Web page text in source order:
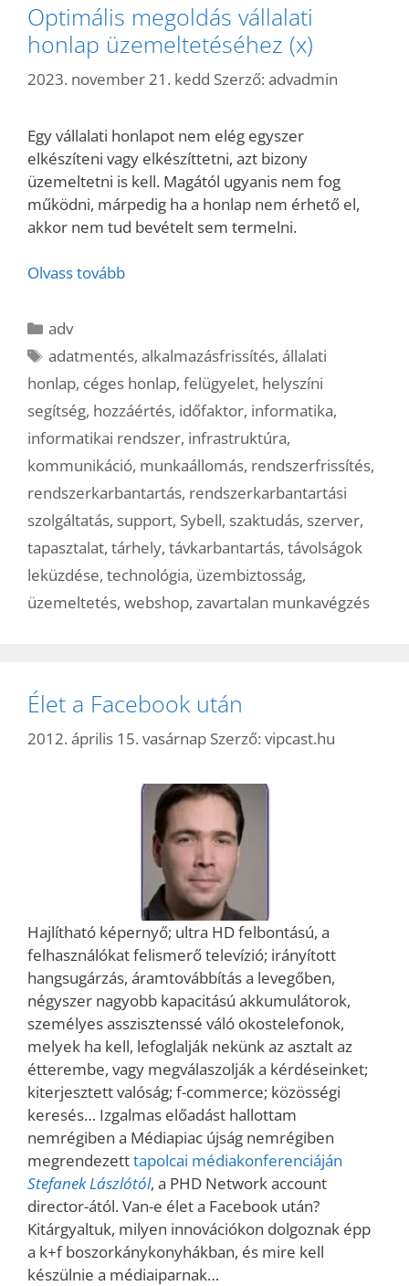
Optimális megoldás vállalati
honlap üzemeltetéséhez (x)
2023. november 21. kedd Szerző: advadmin
Egy vállalati honlapot nem elég egyszer
elkészíteni vagy elkészíttetni, azt bizony
üzemeltetni is kell. Magától ugyanis nem fog
működni, márpedig ha a honlap nem érhető el,
akkor nem tud bevételt sem termelni.
Olvass tovább
Kategória
adv
Címkék
adatmentés,alkalmazásfrissítés,állalati
honlap, céges honlap, felügyelet, helyszíni
segítség, hozzáértés, időfaktor, informatika,
informatikai rendszer, infrastruktúra,
kommunikáció, munkaállomás, rendszerfrissítés,
rendszerkarbantartás, rendszerkarbantartási
szolgáltatás, support, Sybell, szaktudás, szerver,
tapasztalat, tárhely, távkarbantartás, távolságok
leküzdése, technológia, üzembiztosság,
üzemeltetés, webshop, zavartalan munkavégzés
Élet a Facebook után
2012. április 15. vasárnap Szerző: vipcast.hu
Hajlítható képernyő; ultra HD felbontású, a
felhasználókat felismerő televízió; irányított
hangsugárzás, áramtovábbítás a levegőben,
négyszer nagyobb kapacitású akkumulátorok,
személyes asszisztenssé váló okostelefonok,
melyek ha kell, lefoglalják nekünk az asztalt az
étterembe, vagy megválaszolják a kérdéseinket;
kiterjesztett valóság; f-commerce; közösségi
keresés… Izgalmas előadást hallottam
nemrégiben a Médiapiac újság nemrégiben
megrendezetttapolcai médiakonferenciáján
Stefanek Lászlótól, a PHD Network account
director-ától. Van-e élet a Facebook után?
Kitárgyaltuk, milyen innovációkon dolgoznak épp
a k+f boszorkánykonyhákban, és mire kell
készülnie a médiaiparnak…